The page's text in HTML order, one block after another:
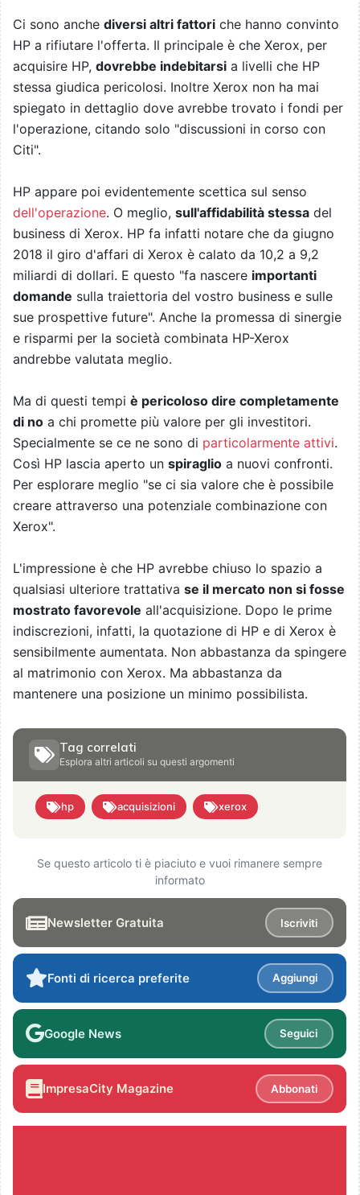
Ci sono anche diversi altri fattori che hanno convinto
HP a rifiutare l'offerta. Il principale è che Xerox, per
acquisire HP, dovrebbe indebitarsi a livelli che HP
stessa giudica pericolosi. Inoltre Xerox non ha mai
spiegato in dettaglio dove avrebbe trovato i fondi per
l'operazione, citando solo "discussioni in corso con
Citi".
HP appare poi evidentemente scettica sul senso
dell'operazione. O meglio, sull'affidabilità stessa del
business di Xerox. HP fa infatti notare che da giugno
2018 il giro d'affari di Xerox è calato da 10,2 a 9,2
miliardi di dollari. E questo "fa nascere importanti
domande sulla traiettoria del vostro business e sulle
sue prospettive future". Anche la promessa di sinergie
e risparmi per la società combinata HP-Xerox
andrebbe valutata meglio.
Ma di questi tempi è pericoloso dire completamente
di no a chi promette più valore per gli investitori.
Specialmente se ce ne sono di particolarmente attivi.
Così HP lascia aperto un spiraglio a nuovi confronti.
Per esplorare meglio "se ci sia valore che è possibile
creare attraverso una potenziale combinazione con
Xerox".
L'impressione è che HP avrebbe chiuso lo spazio a
qualsiasi ulteriore trattativa se il mercato non si fosse
mostrato favorevole all'acquisizione. Dopo le prime
indiscrezioni, infatti, la quotazione di HP e di Xerox è
sensibilmente aumentata. Non abbastanza da spingere
al matrimonio con Xerox. Ma abbastanza da
mantenere una posizione un minimo possibilista.
Tag correlati
Esplora altri articoli su questi argomenti
hp acquisizioni xerox
Se questo articolo ti è piaciuto e vuoi rimanere sempre
informato
Newsletter Gratuita Iscriviti
Fonti di ricerca preferite Aggiungi
Google News Seguici
ImpresaCity Magazine Abbonati